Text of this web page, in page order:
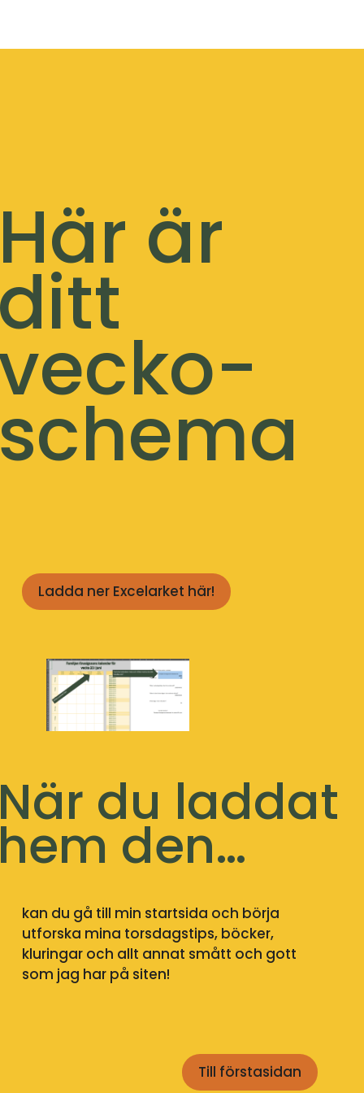
innehåll
är
Ladda ner Excelarket här!
du laddat
den…
kan du gå till min startsida och börja
utforska mina torsdagstips, böcker,
kluringar och allt annat smått och gott
som jag har på siten!
Till förstasidan